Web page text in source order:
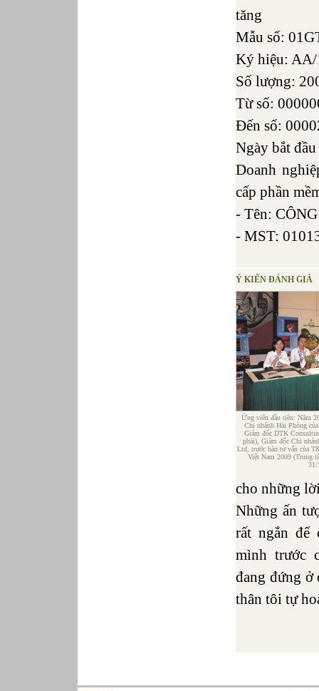
tăng
Mẫu số:
Ký hiệu:
Số lượng:
Từ số:
Đến số:
Ngày bắt
Doanh
cấp phần
- Tên:
- MST:
Ý KIẾN ĐÁNH GIÁ
Ứng viên đầu tiên: Năm
Chi nhánh Hải Phòng
Giám đốc DTK
phải), Giám đốc Chi
Ltd, trước bàn tư vấn của
Việt Nam 2009 (Trung
31/
cho những
Những ấn
rất ngắn để
mình trước
đang đứng ở
thân tôi tự